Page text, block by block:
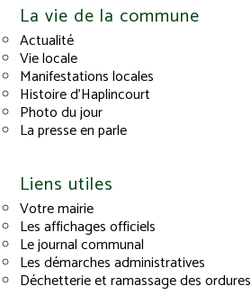
La vie de la commune
Actualité
Vie locale
Manifestations locales
Histoire d’Haplincourt
Photo du jour
La presse en parle
Liens utiles
Votre mairie
Les affichages officiels
Le journal communal
Les démarches administratives
Déchetterie et ramassage des ordures